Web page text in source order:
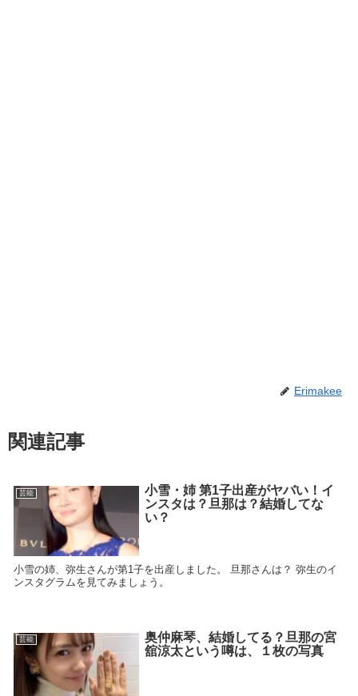
Erimakee
関連記事
芸能
小雪・姉 第1子出産がヤバい！イ
ンスタは？旦那は？結婚してな
い？
小雪の姉、弥生さんが第1子を出産しました。 旦那さんは？ 弥生のイ
ンスタグラムを見てみましょう。
芸能
奥仲麻琴、結婚してる？旦那の宮
舘涼太という噂は、１枚の写真